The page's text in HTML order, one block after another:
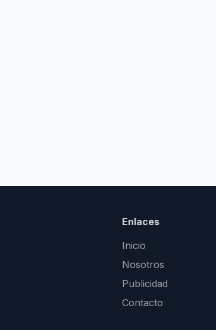
Enlaces
Inicio
Nosotros
Publicidad
Contacto